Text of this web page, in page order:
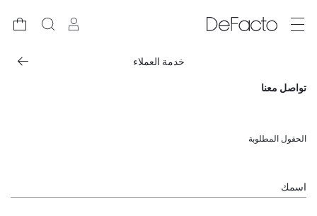
خدمة العملاء
تواصل معنا
الحقول المطلوبة
اسمك